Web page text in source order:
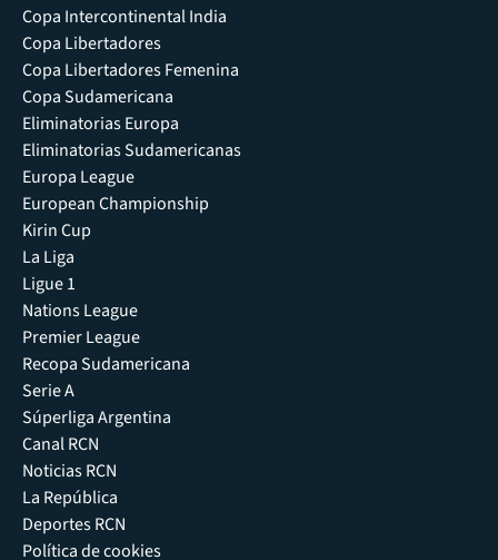
Copa Intercontinental India
Copa Libertadores
Copa Libertadores Femenina
Copa Sudamericana
Eliminatorias Europa
Eliminatorias Sudamericanas
Europa League
European Championship
Kirin Cup
La Liga
Ligue 1
Nations League
Premier League
Recopa Sudamericana
Serie A
Súperliga Argentina
Canal RCN
Noticias RCN
La República
Deportes RCN
Política de cookies